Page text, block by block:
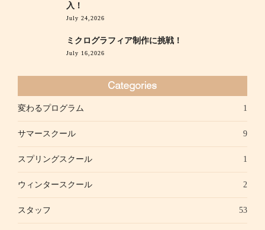
入！
July 24,2026
ミクログラフィア制作に挑戦！
July 16,2026
変わるプログラム 1
サマースクール 9
スプリングスクール 1
ウィンタースクール 2
スタッフ 53